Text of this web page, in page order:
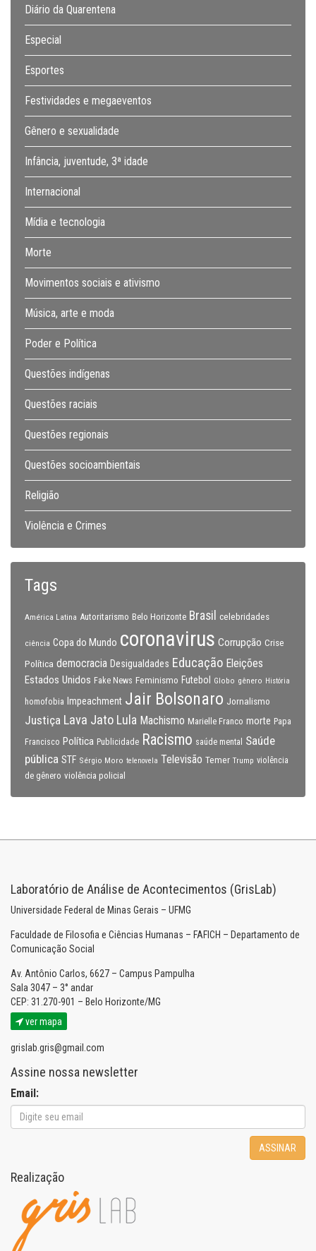
Diário da Quarentena
Especial
Esportes
Festividades e megaeventos
Gênero e sexualidade
Infância, juventude, 3ª idade
Internacional
Mídia e tecnologia
Morte
Movimentos sociais e ativismo
Música, arte e moda
Poder e Política
Questões indígenas
Questões raciais
Questões regionais
Questões socioambientais
Religião
Violência e Crimes
Tags
América Latina Autoritarismo Belo Horizonte Brasil celebridades
ciência Copa do Mundo coronavirus Corrupção Crise
Política democracia Desigualdades Educação Eleições
Estados Unidos Fake News Feminismo Futebol Globo gênero História
homofobia Impeachment Jair Bolsonaro Jornalismo
Justiça Lava Jato Lula Machismo Marielle Franco morte Papa
Francisco Política Publicidade Racismo saúde mental
Saúde
pública STF Sérgio Moro telenovela Televisão Temer Trump violência
de gênero violência policial
Laboratório de Análise de Acontecimentos (GrisLab)
Universidade Federal de Minas Gerais – UFMG
Faculdade de Filosofia e Ciências Humanas – FAFICH – Departamento de
Comunicação Social
Av. Antônio Carlos, 6627 – Campus Pampulha
Sala 3047 – 3° andar
CEP: 31.270-901 – Belo Horizonte/MG
ver mapa
grislab.gris@gmail.com
Assine nossa newsletter
Email:
ASSINAR
Realização